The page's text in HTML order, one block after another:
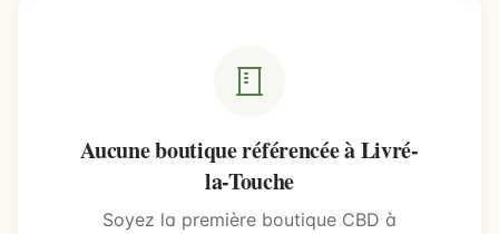
Aucune boutique référencée à Livré-
la-Touche
Soyez la première boutique CBD à